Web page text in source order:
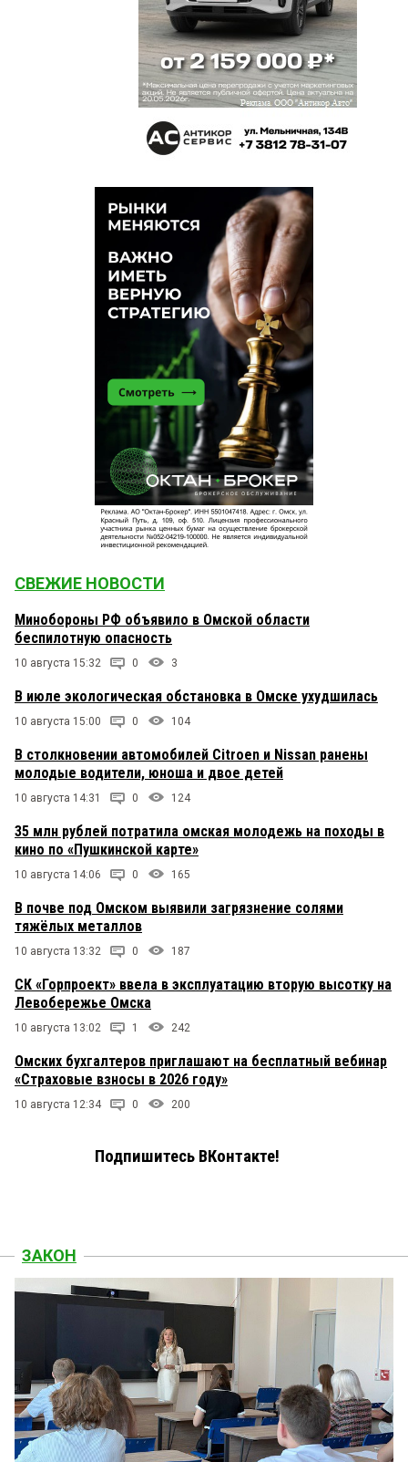
СВЕЖИЕ НОВОСТИ
Минобороны РФ объявило в Омской области
беспилотную опасность
10 августа 15:32 0 3
В июле экологическая обстановка в Омске ухудшилась
10 августа 15:00 0 104
В столкновении автомобилей Citroen и Nissan ранены
молодые водители, юноша и двое детей
10 августа 14:31 0 124
35 млн рублей потратила омская молодежь на походы в
кино по «Пушкинской карте»
10 августа 14:06 0 165
В почве под Омском выявили загрязнение солями
тяжёлых металлов
10 августа 13:32 0 187
СК «Горпроект» ввела в эксплуатацию вторую высотку на
Левобережье Омска
10 августа 13:02 1 242
Омских бухгалтеров приглашают на бесплатный вебинар
«Страховые взносы в 2026 году»
10 августа 12:34 0 200
Подпишитесь ВКонтакте!
ЗАКОН